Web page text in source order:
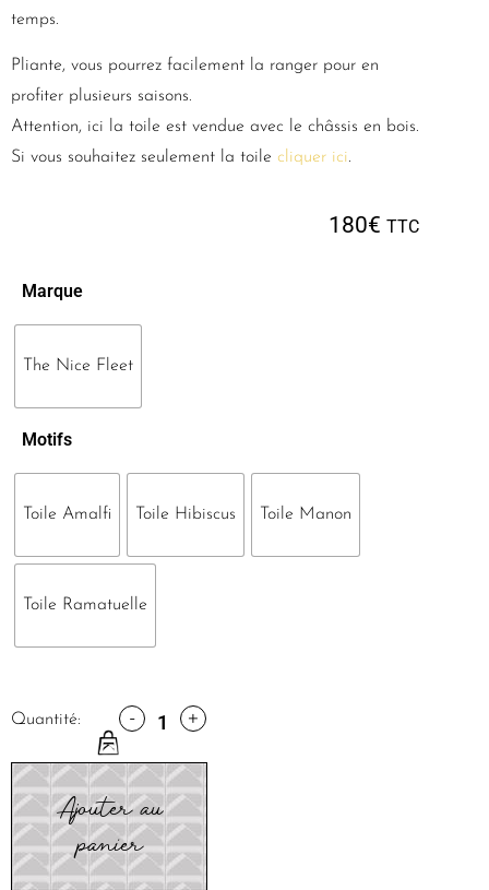
temps.
Pliante, vous pourrez facilement la ranger pour en
profiter plusieurs saisons.
Attention, ici la toile est vendue avec le châssis en bois.
Si vous souhaitez seulement la toile cliquer ici.
180€ TTC
Marque
The Nice Fleet
Motifs
Toile Amalfi Toile Hibiscus Toile Manon
Toile Ramatuelle
Quantité: - +
Ajouter au
panier